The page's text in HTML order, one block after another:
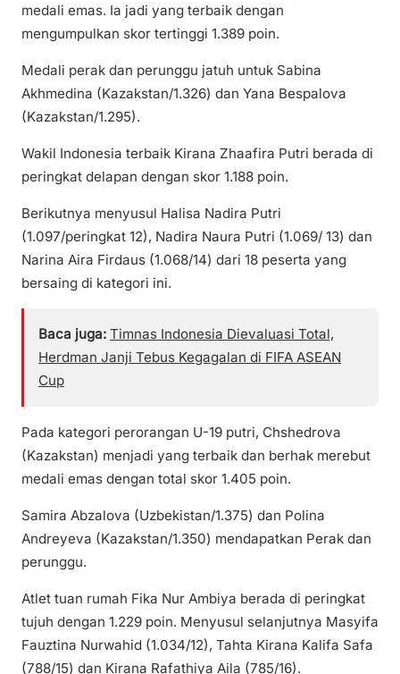
medali emas. Ia jadi yang terbaik dengan
mengumpulkan skor tertinggi 1.389 poin.
Medali perak dan perunggu jatuh untuk Sabina
Akhmedina (Kazakstan/1.326) dan Yana Bespalova
(Kazakstan/1.295).
Wakil Indonesia terbaik Kirana Zhaafira Putri berada di
peringkat delapan dengan skor 1.188 poin.
Berikutnya menyusul Halisa Nadira Putri
(1.097/peringkat 12), Nadira Naura Putri (1.069/ 13) dan
Narina Aira Firdaus (1.068/14) dari 18 peserta yang
bersaing di kategori ini.
Baca juga: Timnas Indonesia Dievaluasi Total,
Herdman Janji Tebus Kegagalan di FIFA ASEAN
Cup
Pada kategori perorangan U-19 putri, Chshedrova
(Kazakstan) menjadi yang terbaik dan berhak merebut
medali emas dengan total skor 1.405 poin.
Samira Abzalova (Uzbekistan/1.375) dan Polina
Andreyeva (Kazakstan/1.350) mendapatkan Perak dan
perunggu.
Atlet tuan rumah Fika Nur Ambiya berada di peringkat
tujuh dengan 1.229 poin. Menyusul selanjutnya Masyifa
Fauztina Nurwahid (1.034/12), Tahta Kirana Kalifa Safa
(788/15) dan Kirana Rafathiya Aila (785/16).